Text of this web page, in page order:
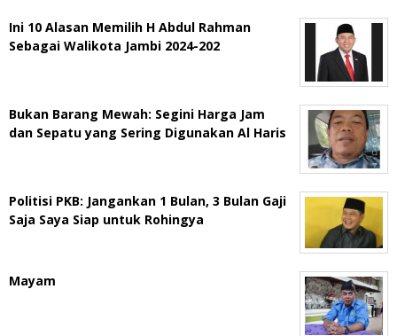
Ini 10 Alasan Memilih H Abdul Rahman
Sebagai Walikota Jambi 2024-202
Bukan Barang Mewah: Segini Harga Jam
dan Sepatu yang Sering Digunakan Al Haris
Politisi PKB: Jangankan 1 Bulan, 3 Bulan Gaji
Saja Saya Siap untuk Rohingya
Mayam